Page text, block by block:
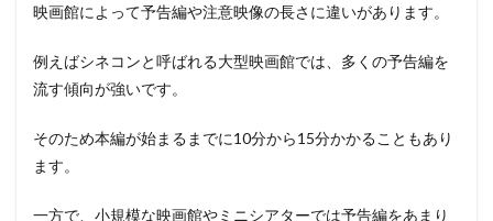
映画館によって予告編や注意映像の長さに違いがあります。
例えばシネコンと呼ばれる大型映画館では、多くの予告編を
流す傾向が強いです。
そのため本編が始まるまでに10分から15分かかることもあり
ます。
一方で、小規模な映画館やミニシアターでは予告編をあまり